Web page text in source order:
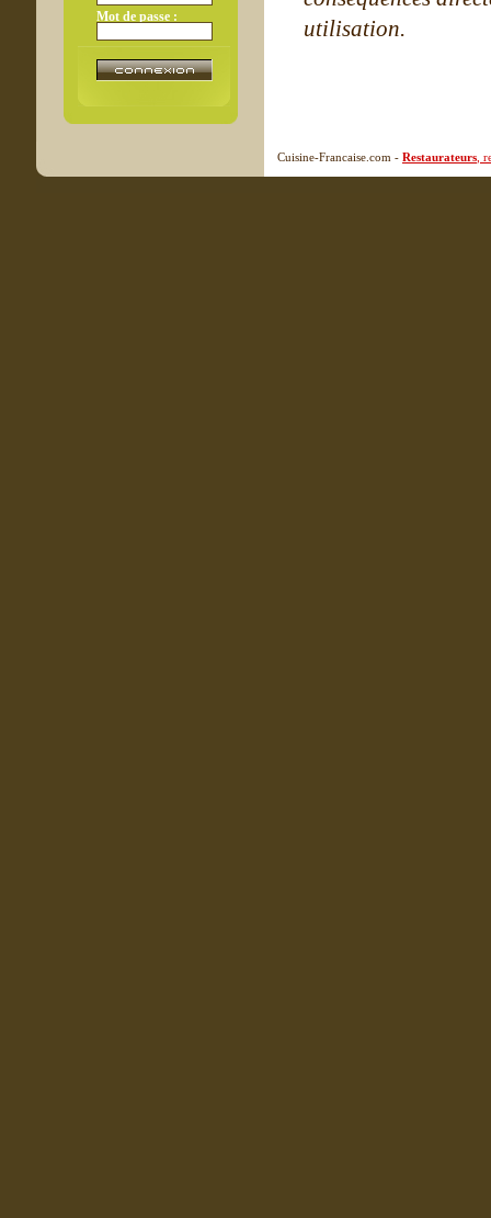
Mot de passe :
utilisation.
Cuisine-Francaise.com - Restaurateurs ,